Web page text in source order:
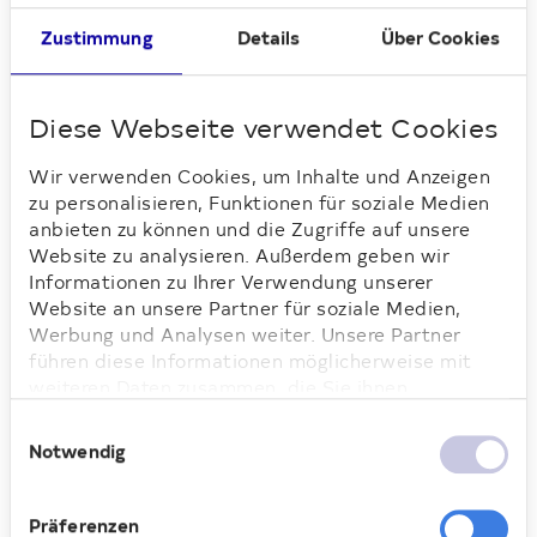
Zustimmung Details Über Cookies
Diese Webseite verwendet Cookies
Wir verwenden Cookies, um Inhalte und Anzeigen
zu personalisieren, Funktionen für soziale Medien
anbieten zu können und die Zugriffe auf unsere
Website zu analysieren. Außerdem geben wir
Informationen zu Ihrer Verwendung unserer
Website an unsere Partner für soziale Medien,
Werbung und Analysen weiter. Unsere Partner
führen diese Informationen möglicherweise mit
Nutzung der Dienste gesammelt haben. Weitere
Informationen dazu finden Sie hier.
Notwendig
Präferenzen
in den Metropolregionen, wird eine
Steigerung des NAVs im Vergleich zum
Geschäftsjahr 2021 erwartet.
Das operative Geschäft der Deutsche
2022 weiterhin positiv entwickelt. Das
Periodenergebnis nach Steuern betrug
EUR 236,0 Mio. und lag damit 18,2 % über
dem Vorjahreszeitraum. Wesentlicher
Treiber für den Anstieg war eine
Neubewertung des Immobilienportfolios in
Höhe von EUR 156,1 Mio. Die
Neubewertung resultiert aus einer
am deutschen Wohnimmobilienmarkt.